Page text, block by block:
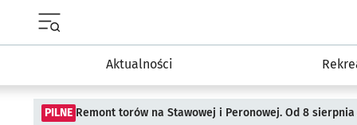
Aktualności
PILNE Remont torów na Stawowej i Peronowej. Od 8